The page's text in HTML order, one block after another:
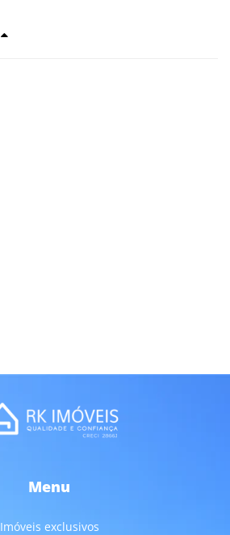
Menu
Imóveis exclusivos